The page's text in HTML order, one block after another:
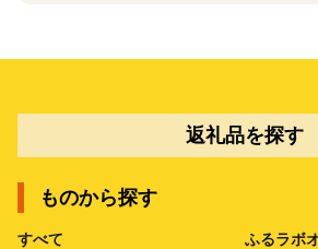
返礼品を探す
ものから探す
すべて ふるラボ